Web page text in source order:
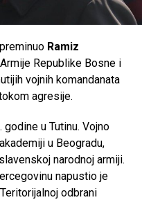
Ramiz
Republike Bosne i
vojnih komandanata
agresije.
u Tutinu. Vojno
u Beogradu,
narodnoj armiji.
napustio je
odbrani